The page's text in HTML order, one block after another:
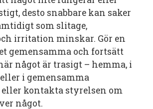
desto snabbare kan saker
som slitage,
irritation minskar. Gör en
gemensamma och fortsätt
något är trasigt – hemma, i
i gemensamma
kontakta styrelsen om
något.